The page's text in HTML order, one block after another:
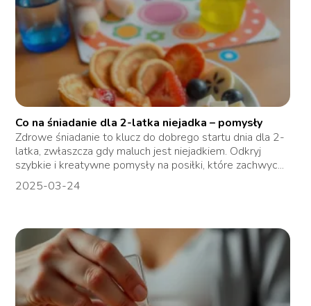
Co na śniadanie dla 2-latka niejadka – pomysły
Zdrowe śniadanie to klucz do dobrego startu dnia dla 2-
latka, zwłaszcza gdy maluch jest niejadkiem. Odkryj
szybkie i kreatywne pomysły na posiłki, które zachwyc...
2025-03-24